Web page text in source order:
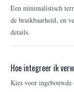
Een minimalistisch
de bruikbaarheid, en
details.
Hoe integreer ik
Kies voor ingebouwde